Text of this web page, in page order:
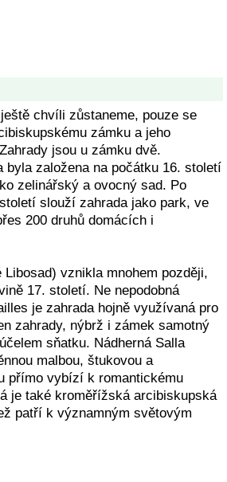
chvíli zůstaneme, pouze se
zámku a jeho
jsou u zámku dvě.
byla založena na počátku 16. století
zelinářský a ovocný sad. Po
slouží zahrada jako park, ve
200 druhů domácích i
Libosad) vznikla mnohem později,
17. století. Ne nepodobná
je zahrada hojně využívaná pro
zahrady, nýbrž i zámek samotný
sňatku. Nádherná Salla
malbou, štukovou a
přímo vybízí k romantickému
je také kroměřížská arcibiskupská
patří k významným světovým